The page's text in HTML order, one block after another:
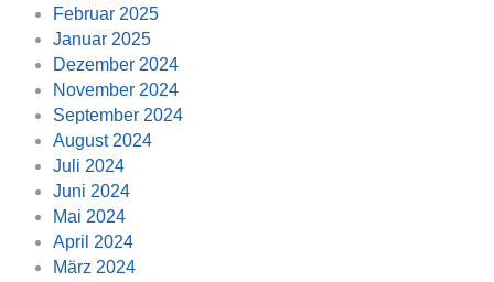
Februar 2025
Januar 2025
Dezember 2024
November 2024
September 2024
August 2024
Juli 2024
Juni 2024
Mai 2024
April 2024
März 2024